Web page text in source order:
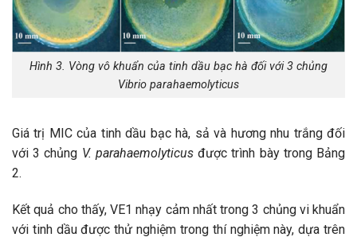
Hình 3. Vòng vô khuẩn của tinh dầu bạc hà đối với 3 chủng
Vibrio parahaemolyticus
Giá trị MIC của tinh dầu bạc hà, sả và hương nhu trắng đối
với 3 chủng V. parahaemolyticusđược trình bày trong Bảng
2.
Kết quả cho thấy, VE1 nhạy cảm nhất trong 3 chủng vi khuẩn
với tinh dầu được thử nghiệm trong thí nghiệm này, dựa trên